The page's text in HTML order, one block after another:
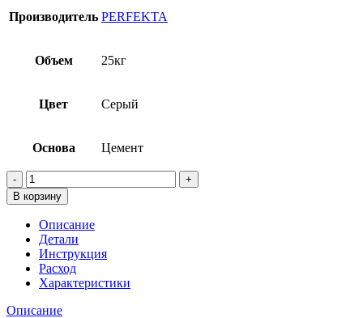
Производитель PERFEKTA
Объем 25кг
Цвет Серый
Основа Цемент
Количество
товара
Штукатурка
цементная
легкая
Perfekta
Фронтпро
Эксперт
Плюс,
25кг
В корзину
Описание
Детали
Инструкция
Расход
Характеристики
Описание